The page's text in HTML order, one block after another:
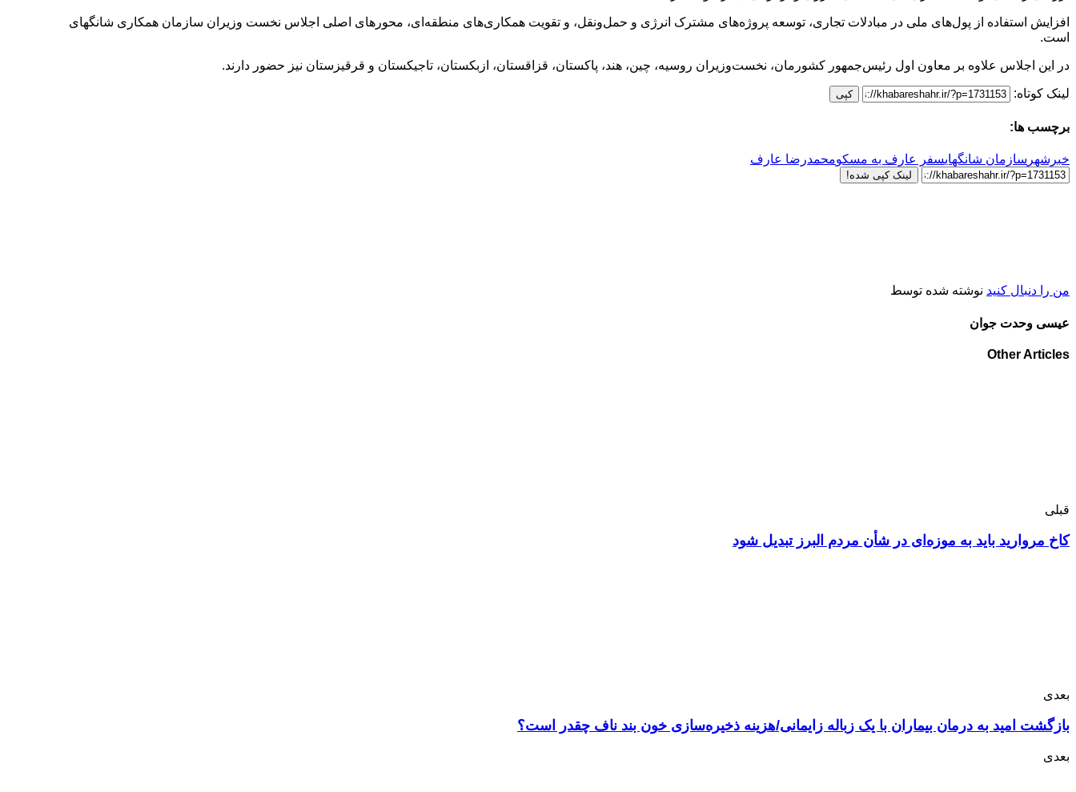
افزایش استفاده از پول‌های ملی در مبادلات تجاری، توسعه پروژه‌های مشترک انرژی و حمل‌ونقل، و تقویت همکاری‌های منطقه‌ای، محورهای اصلی اجلاس نخست وزیران سازمان همکاری شانگهای
است.
در این اجلاس علاوه بر معاون اول رئیس‌جمهور کشورمان، نخست‌وزیران روسیه، چین، هند، پاکستان، قزاقستان، ازبکستان، تاجیکستان و قرقیزستان نیز حضور دارند.
لینک کوتاه: کپی
برچسب ها:
خبرشهر سازمان شانگهایسفر عارف به مسکومحمدرضا عارف
لینک کپی شده!
من را دنبال کنید نوشته شده توسط
عیسی وحدت جوان
Other Articles
قبلی
کاخ مروارید باید به موزه‌ای در شأن مردم البرز تبدیل شود
بعدی
بازگشت امید به درمان بیماران با یک زباله زایمانی/هزینه ذخیره‌سازی خون بند ناف چقدر است؟
بعدی